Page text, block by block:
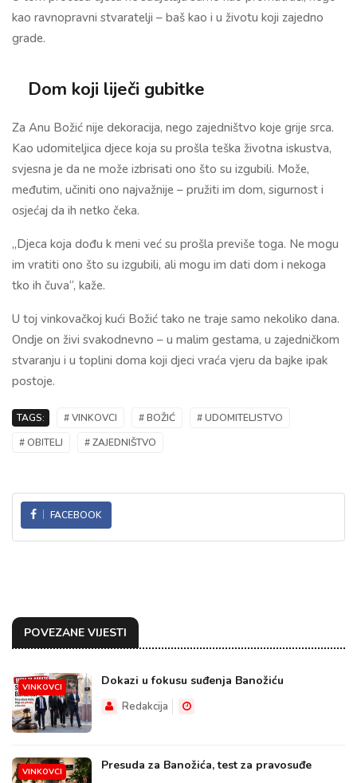
kao ravnopravni stvaratelji – baš kao i u životu koji zajedno
grade.
Dom koji liječi gubitke
Za Anu Božić nije dekoracija, nego zajedništvo koje grije srca.
Kao udomiteljica djece koja su prošla teška životna iskustva,
svjesna je da ne može izbrisati ono što su izgubili. Može,
međutim, učiniti ono najvažnije – pružiti im dom, sigurnost i
osjećaj da ih netko čeka.
„Djeca koja dođu k meni već su prošla previše toga. Ne mogu
im vratiti ono što su izgubili, ali mogu im dati dom i nekoga
tko ih čuva“, kaže.
U toj vinkovačkoj kući Božić tako ne traje samo nekoliko dana.
Ondje on živi svakodnevno – u malim gestama, u zajedničkom
stvaranju i u toplini doma koji djeci vraća vjeru da bajke ipak
postoje.
TAGS: # VINKOVCI # BOŽIĆ
# UDOMITELJSTVO
# OBITELJ
# ZAJEDNIŠTVO
FACEBOOK
POVEZANE VIJESTI
VINKOVCI Dokazi u fokusu suđenja Banožiću
Redakcija
VINKOVCI Presuda za Banožića, test za pravosuđe